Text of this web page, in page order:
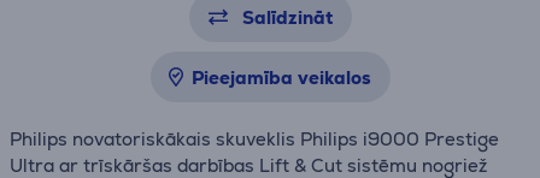
Salīdzināt
Pieejamība veikalos
Philips novatoriskākais skuveklis Philips i9000 Prestige
Ultra ar trīskāršas darbības Lift & Cut sistēmu nogriež